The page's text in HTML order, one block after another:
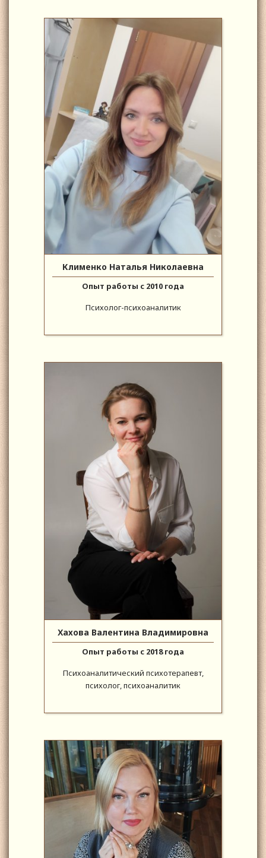
Клименко Наталья Николаевна
Опыт работы с 2010 года
Психолог-психоаналитик
Хахова Валентина Владимировна
Опыт работы с 2018 года
Психоаналитический психотерапевт,
психолог, психоаналитик